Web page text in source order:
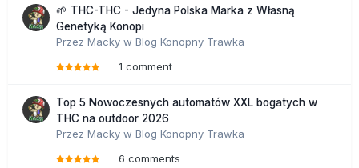
🌱 THC-THC - Jedyna Polska Marka z Własną
Genetyką Konopi
Przez Macky w Blog Konopny Trawka
1 comment
Top 5 Nowoczesnych automatów XXL bogatych w
THC na outdoor 2026
Przez Macky w Blog Konopny Trawka
6 comments